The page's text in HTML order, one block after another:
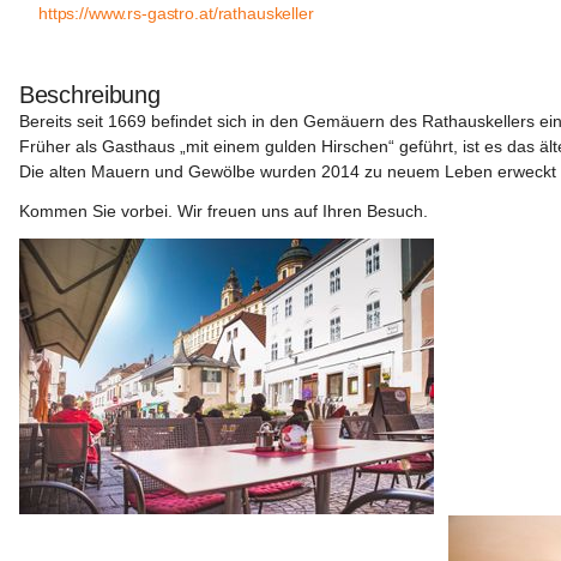
https://www.rs-gastro.at/rathauskeller
Beschreibung
Bereits seit 1669 befindet sich in den Gemäuern des Rathauskellers
Früher als Gasthaus „mit einem gulden Hirschen“ geführt, ist es das
Kommen Sie vorbei. Wir freuen uns auf Ihren Besuch.